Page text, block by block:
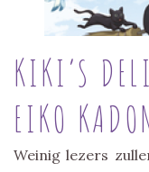
KIKI’S
EIKO
Weinig lezers